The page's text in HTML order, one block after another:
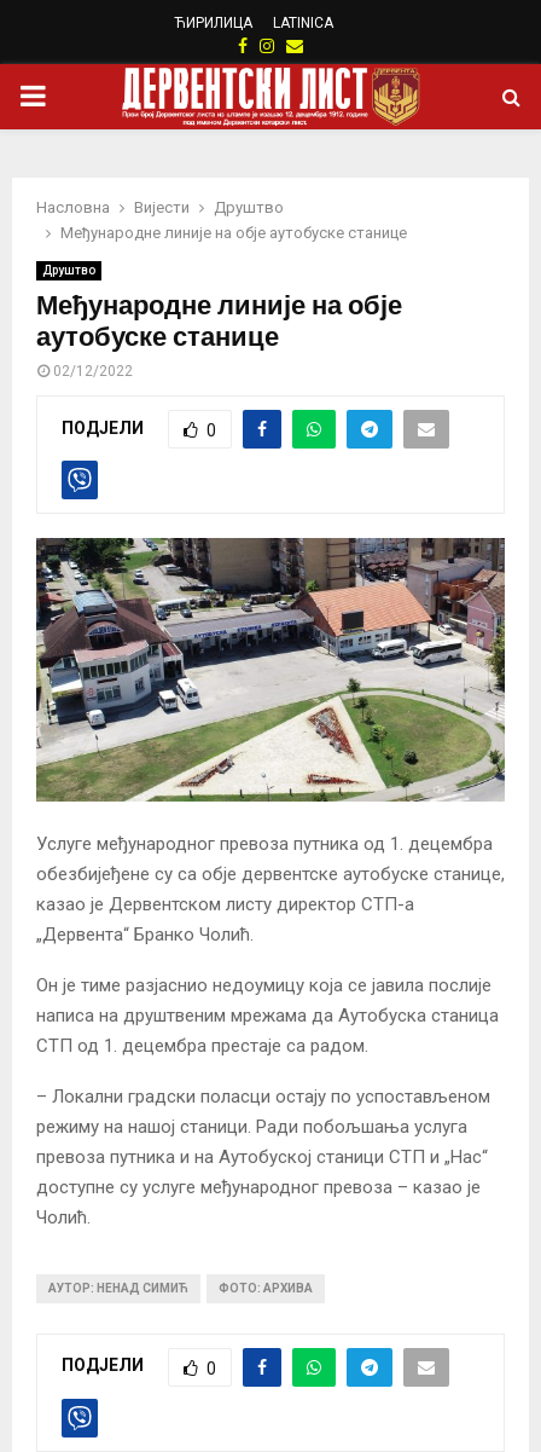
ЋИРИЛИЦА LATINICA
Facebook
Instagram
Email
PRIMARY
Насловна Вијести
Друштво
Међународне линије на обје аутобуске станице
Друштво
Међународне линије на обје
аутобуске станице
02/12/2022
ПОДЈЕЛИ 0
Услуге међународног превоза путника од 1. децембра
обезбијеђене су са обје дервентске аутобуске станице,
казао је Дервентском листу директор СТП-а
„Дервента“ Бранко Чолић.
Он је тиме разјаснио недоумицу која се јавила послије
написа на друштвеним мрежама да Аутобуска станица
СТП од 1. децембра престаје са радом.
– Локални градски поласци остају по успостављеном
режиму на нашој станици. Ради побољшања услуга
превоза путника и на Аутобуској станици СТП и „Нас“
доступне су услуге међународног превоза – казао је
Чолић.
АУТОР: НЕНАД СИМИЋ ФОТО: АРХИВА
ПОДЈЕЛИ 0